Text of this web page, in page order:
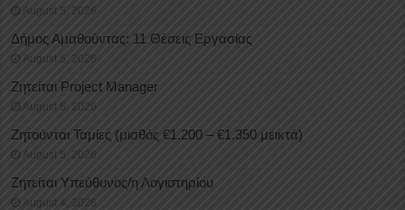
August 5, 2026
Δήμος Αμαθούντας: 11 Θέσεις Εργασίας
August 5, 2026
Ζητείται Project Manager
August 5, 2026
Ζητούνται Ταμίες (μισθός €1.200 – €1.350 μεικτά)
August 5, 2026
Ζητείται Υπεύθυνος/η Λογιστηρίου
August 4, 2026